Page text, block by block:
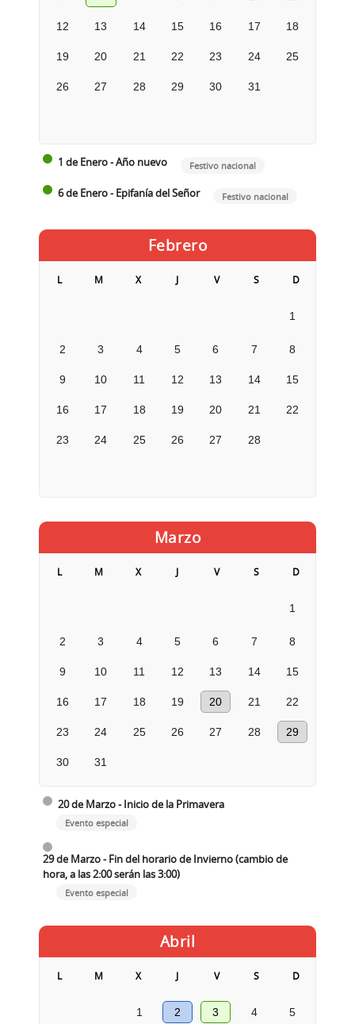
12 13 14 15 16 17 18
19 20 21 22 23 24 25
26 27 28 29 30 31
1 de Enero - Año nuevo Festivo nacional
6 de Enero - Epifanía del Señor Festivo nacional
Febrero
L M X J V S D
1
2 3 4 5 6 7 8
9 10 11 12 13 14 15
16 17 18 19 20 21 22
23 24 25 26 27 28
Marzo
L M X J V S D
1
2 3 4 5 6 7 8
9 10 11 12 13 14 15
16 17 18 19 20 21 22
23 24 25 26 27 28 29
30 31
20 de Marzo - Inicio de la Primavera
Evento especial
29 de Marzo - Fin del horario de Invierno (cambio de
hora, a las 2:00 serán las 3:00)
Evento especial
Abril
L M X J V S D
1 2 3 4 5